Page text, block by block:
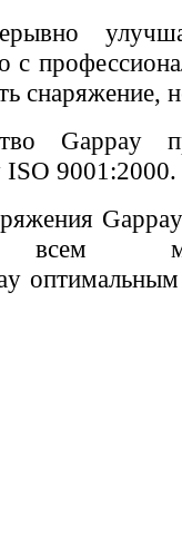
с
Gappay
ISO 9001:2000.
всем